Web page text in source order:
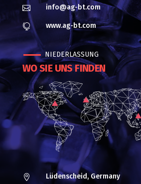
 info@ag-bt.com
 www.ag-bt.com
NIEDERLASSUNG
WO SIE UNS FINDEN
 Lüdenscheid, Germany